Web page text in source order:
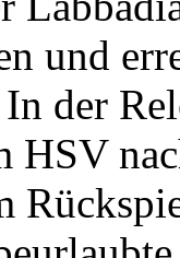
und
der
HSV